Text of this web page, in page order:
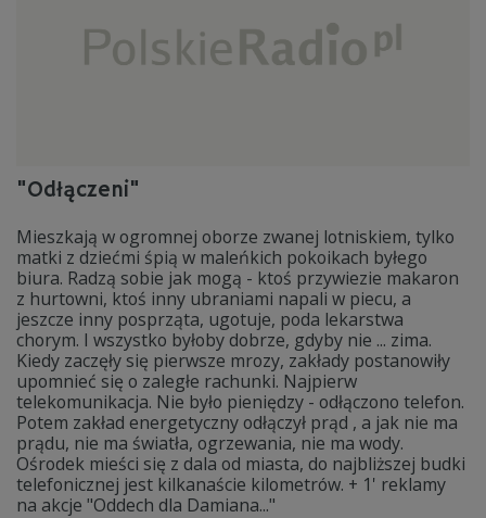
"Odłączeni"
Mieszkają w ogromnej oborze zwanej lotniskiem, tylko
matki z dziećmi śpią w maleńkich pokoikach byłego
biura. Radzą sobie jak mogą - ktoś przywiezie makaron
z hurtowni, ktoś inny ubraniami napali w piecu, a
jeszcze inny posprząta, ugotuje, poda lekarstwa
chorym. I wszystko byłoby dobrze, gdyby nie ... zima.
Kiedy zaczęły się pierwsze mrozy, zakłady postanowiły
upomnieć się o zaległe rachunki. Najpierw
telekomunikacja. Nie było pieniędzy - odłączono telefon.
Potem zakład energetyczny odłączył prąd , a jak nie ma
prądu, nie ma światła, ogrzewania, nie ma wody.
Ośrodek mieści się z dala od miasta, do najbliższej budki
telefonicznej jest kilkanaście kilometrów. + 1' reklamy
na akcje "Oddech dla Damiana..."